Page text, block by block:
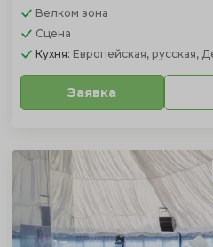
Велком зона
Сцена
Кухня: Европейская, русская,
Заявка